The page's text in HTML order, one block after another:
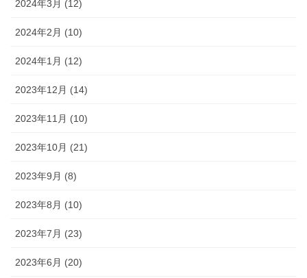
2024年3月 (12)
2024年2月 (10)
2024年1月 (12)
2023年12月 (14)
2023年11月 (10)
2023年10月 (21)
2023年9月 (8)
2023年8月 (10)
2023年7月 (23)
2023年6月 (20)